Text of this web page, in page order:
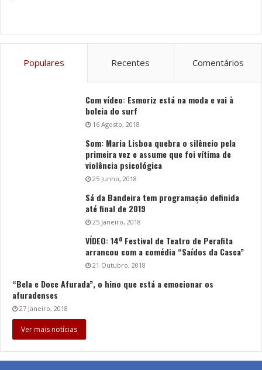
Populares Recentes Comentários
Com vídeo: Esmoriz está na moda e vai à
boleia do surf
16 Agosto, 2018
Som: Maria Lisboa quebra o silêncio pela
primeira vez e assume que foi vítima de
violência psicológica
25 Junho, 2018
Sá da Bandeira tem programação definida
até final de 2019
25 Janeiro, 2018
VÍDEO: 14º Festival de Teatro de Perafita
arrancou com a comédia “Saídos da Casca”
21 Outubro, 2018
“Bela e Doce Afurada”, o hino que está a emocionar os
afuradenses
27 Janeiro, 2018
Ver mais notícias